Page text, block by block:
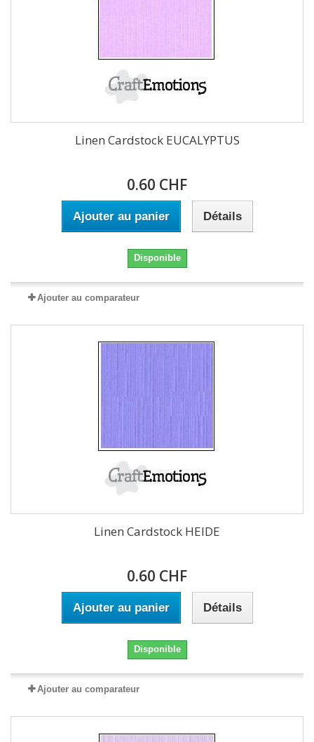
Linen Cardstock EUCALYPTUS
0.60 CHF
Ajouter au panier Détails
Disponible
Ajouter au comparateur
Linen Cardstock HEIDE
0.60 CHF
Ajouter au panier Détails
Disponible
Ajouter au comparateur